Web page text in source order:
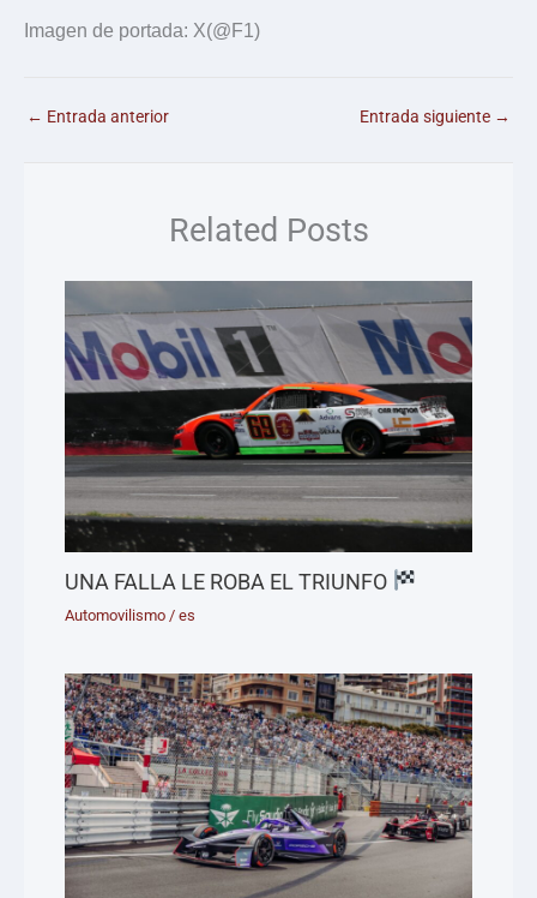
Imagen de portada: X(@F1)
← Entrada anterior Entrada siguiente →
Related Posts
UNA FALLA LE ROBA EL TRIUNFO
Automovilismo /es